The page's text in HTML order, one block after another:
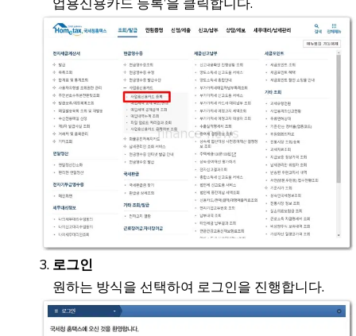
로그인
원하는 방식을 선택하여 로그인을 진행합니다.